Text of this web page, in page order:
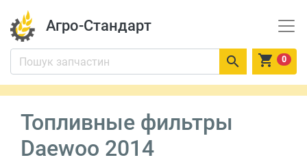
Агро-Стандарт
  0
Топливные фильтры
Daewoo 2014